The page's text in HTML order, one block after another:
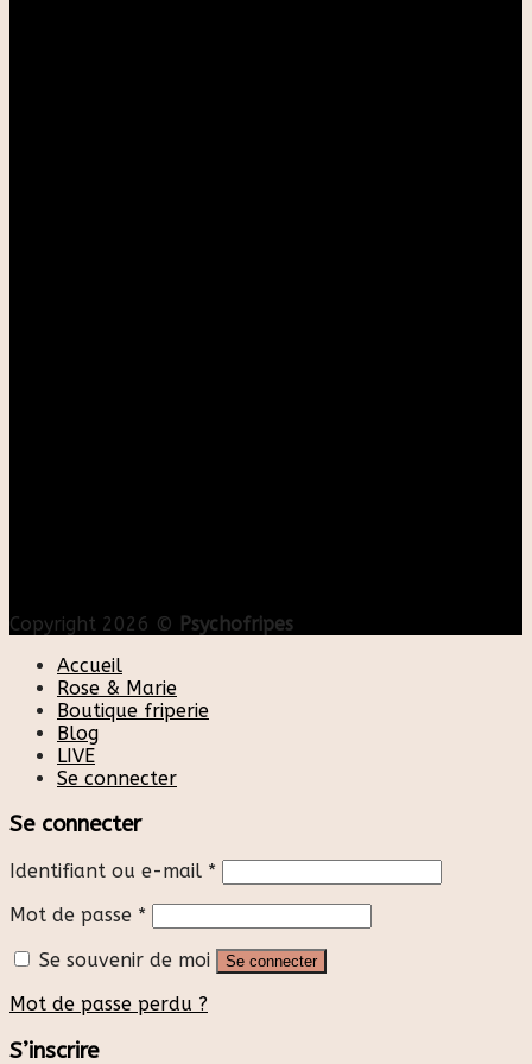
Copyright 2026 © Psychofripes
Accueil
Rose & Marie
Boutique friperie
Blog
LIVE
Se connecter
Se connecter
Identifiant ou e-mail *
Mot de passe *
Se souvenir de moi
Se connecter
Mot de passe perdu ?
S’inscrire